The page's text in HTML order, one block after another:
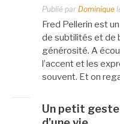
Publié par Dominique
Fred Pellerin est
de subtilités et de
générosité. A
l’accent et les
souvent. Et on
Un petit